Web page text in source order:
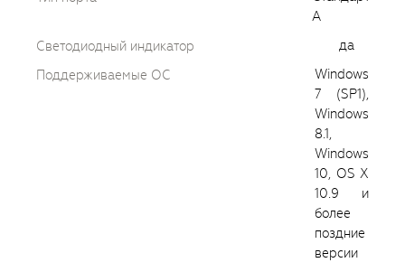
А
Светодиодный индикатор
да
Поддерживаемые ОС
Windows
7 (SP1),
Windows
8.1,
Windows
10, OS X
10.9 и
более
поздние
версии